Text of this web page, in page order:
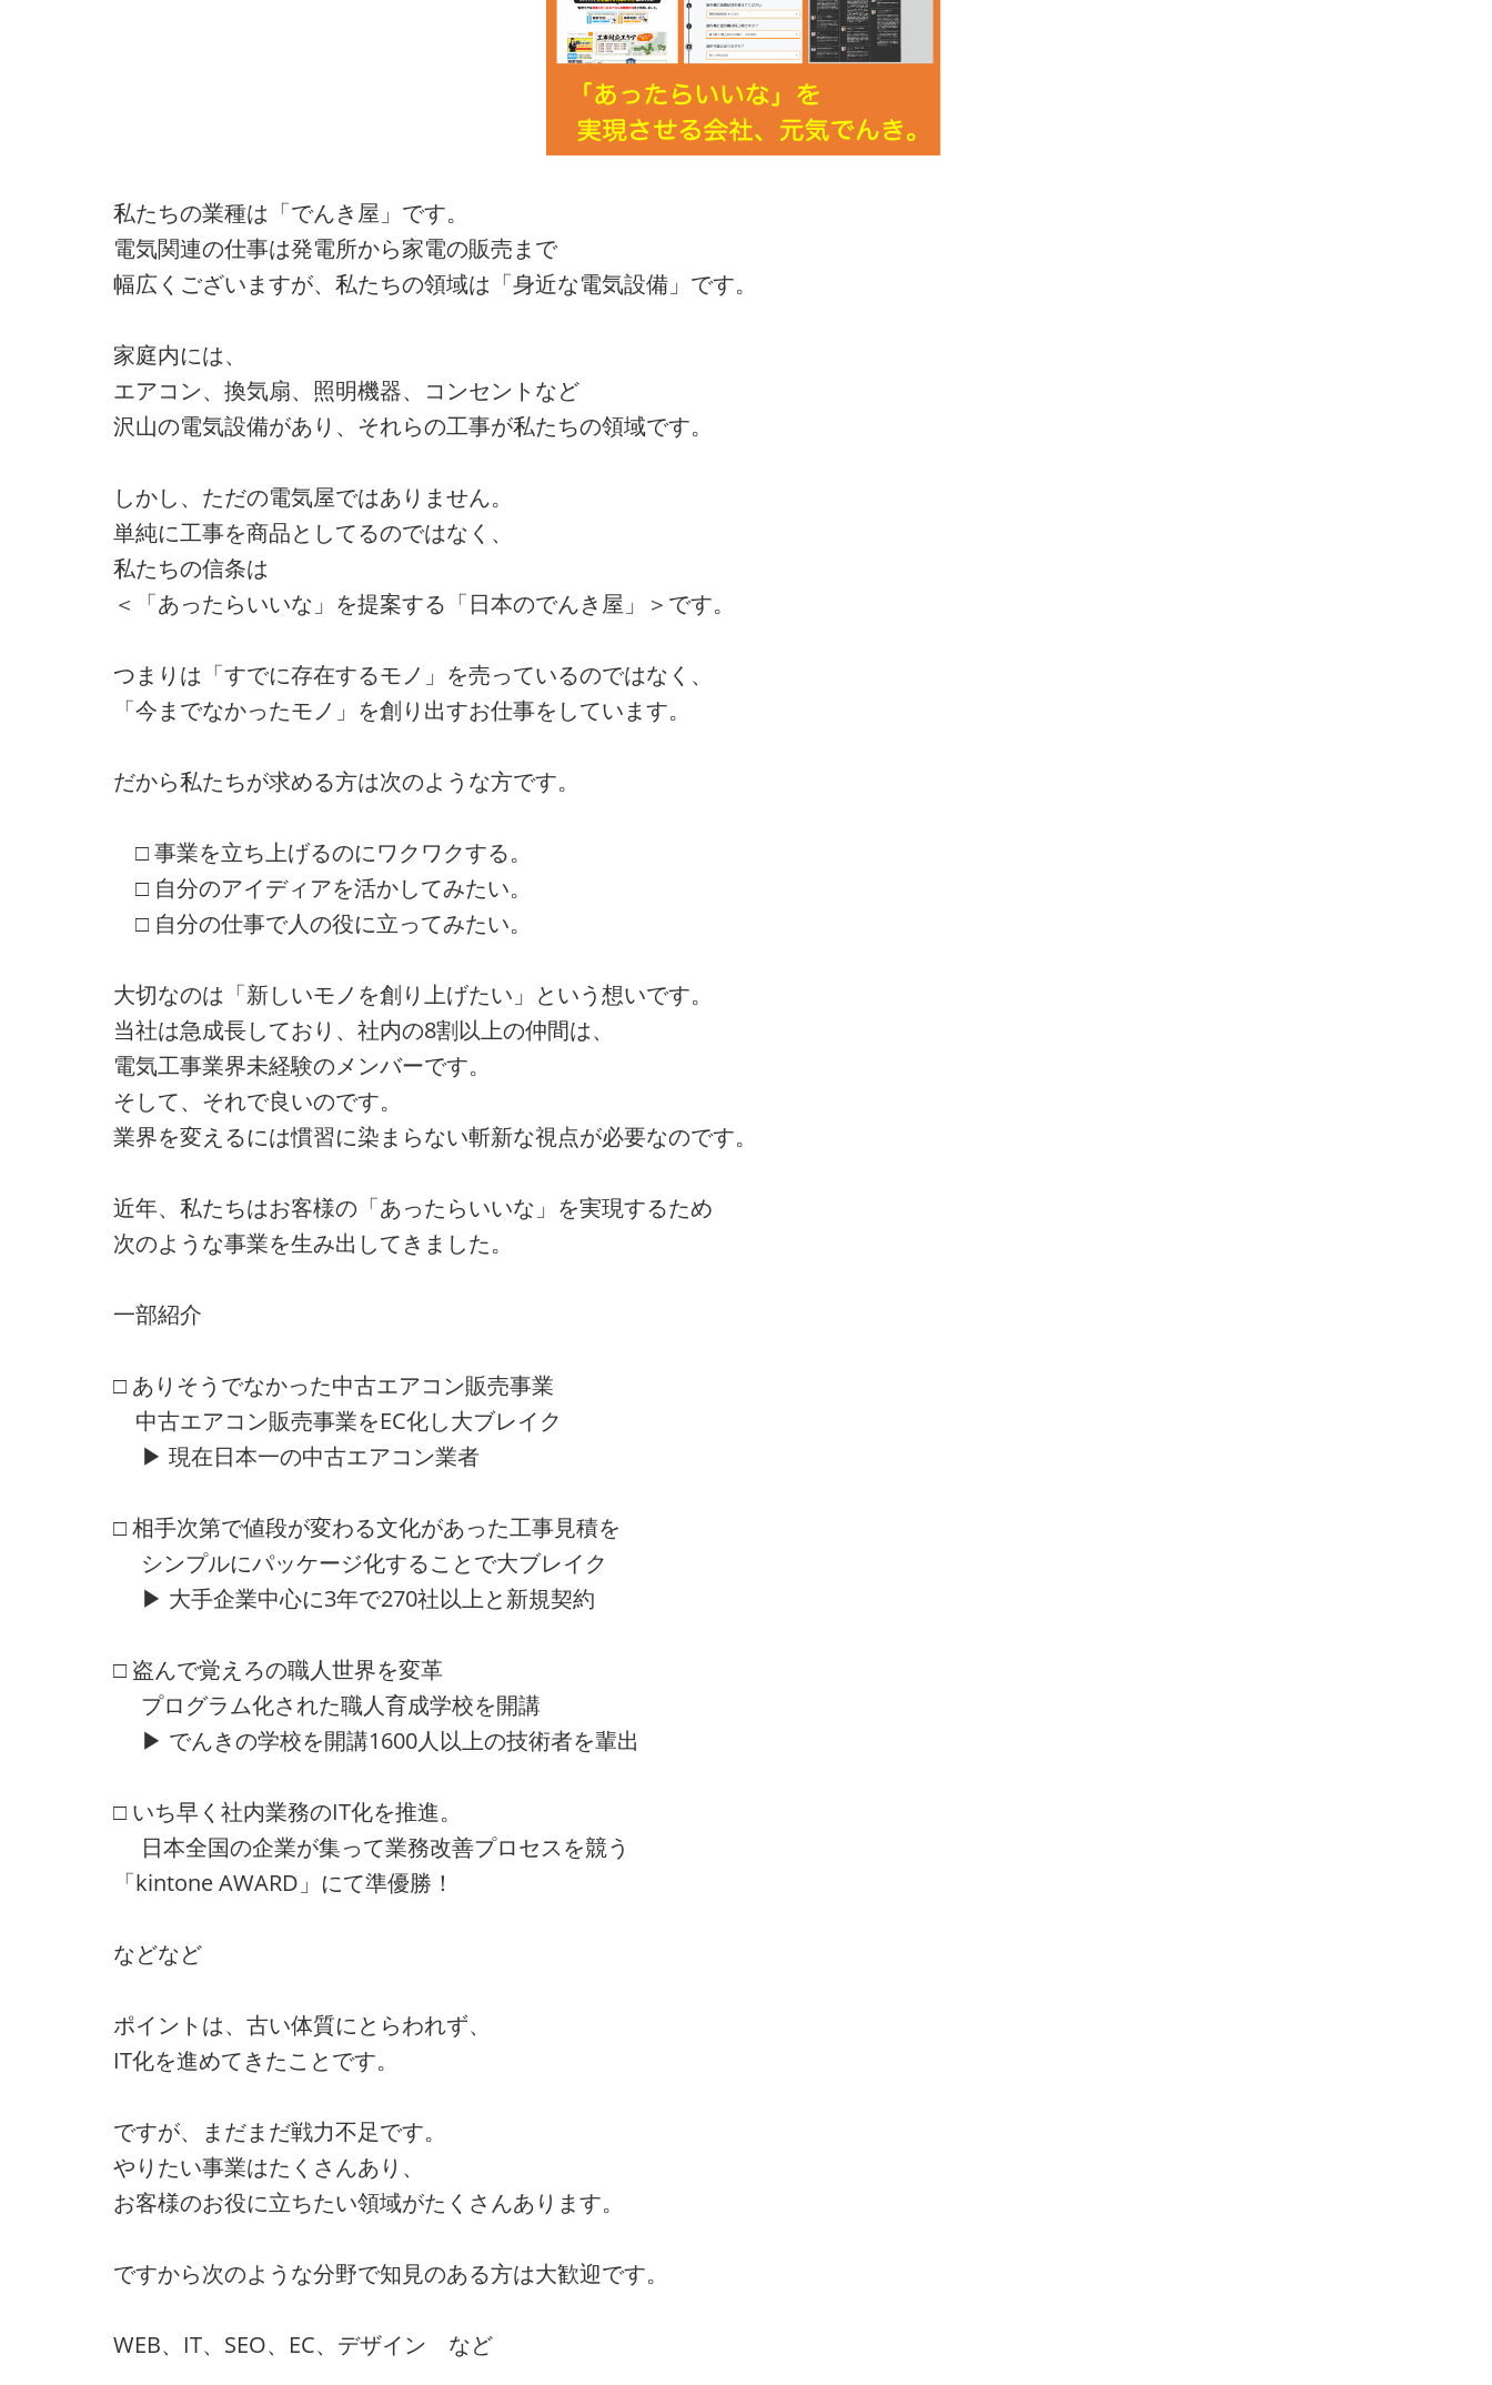
私たちの業種は「でんき屋」です。
電気関連の仕事は発電所から家電の販売まで
幅広くございますが、私たちの領域は「身近な電気設備」です。
家庭内には、
エアコン、換気扇、照明機器、コンセントなど
沢山の電気設備があり、それらの工事が私たちの領域です。
しかし、ただの電気屋ではありません。
単純に工事を商品としてるのではなく、
私たちの信条は
＜「あったらいいな」を提案する「日本のでんき屋」＞です。
つまりは「すでに存在するモノ」を売っているのではなく、
「今までなかったモノ」を創り出すお仕事をしています。
だから私たちが求める方は次のような方です。
□ 事業を立ち上げるのにワクワクする。
□ 自分のアイディアを活かしてみたい。
□ 自分の仕事で人の役に立ってみたい。
大切なのは「新しいモノを創り上げたい」という想いです。
当社は急成長しており、社内の8割以上の仲間は、
電気工事業界未経験のメンバーです。
そして、それで良いのです。
業界を変えるには慣習に染まらない斬新な視点が必要なのです。
近年、私たちはお客様の「あったらいいな」を実現するため
次のような事業を生み出してきました。
一部紹介
□ ありそうでなかった中古エアコン販売事業
中古エアコン販売事業をEC化し大ブレイク
▶ 現在日本一の中古エアコン業者
□ 相手次第で値段が変わる文化があった工事見積を
シンプルにパッケージ化することで大ブレイク
▶ 大手企業中心に3年で270社以上と新規契約
□ 盗んで覚えろの職人世界を変革
プログラム化された職人育成学校を開講
▶ でんきの学校を開講1600人以上の技術者を輩出
□ いち早く社内業務のIT化を推進。
日本全国の企業が集って業務改善プロセスを競う
「kintone AWARD」にて準優勝！
などなど
ポイントは、古い体質にとらわれず、
IT化を進めてきたことです。
ですが、まだまだ戦力不足です。
やりたい事業はたくさんあり、
お客様のお役に立ちたい領域がたくさんあります。
ですから次のような分野で知見のある方は大歓迎です。
WEB、IT、SEO、EC、デザイン など